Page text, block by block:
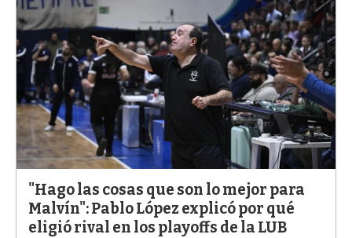
"Hago las cosas que son lo mejor para
Malvín": Pablo López explicó por qué
eligió rival en los playoffs de la LUB